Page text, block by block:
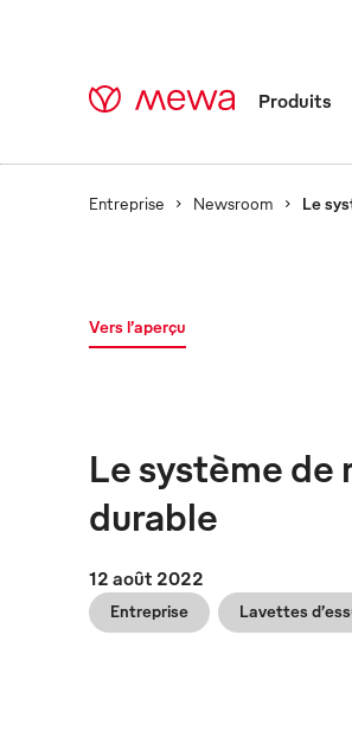
Produits
Entreprise Newsroom Le
Vers l’aperçu
Le système
durable
12 août 2022
Entreprise Lavettes